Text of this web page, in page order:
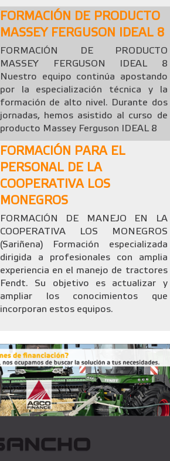
FORMACIÓN DE PRODUCTO
MASSEY FERGUSON IDEAL 8
FORMACIÓN DE PRODUCTO
MASSEY FERGUSON IDEAL 8
Nuestro equipo continúa apostando
por la especialización técnica y la
formación de alto nivel. Durante dos
jornadas, hemos asistido al curso de
producto Massey Ferguson IDEAL 8
FORMACIÓN PARA EL
PERSONAL DE LA
COOPERATIVA LOS
MONEGROS
FORMACIÓN DE MANEJO EN LA
COOPERATIVA LOS MONEGROS
(Sariñena) Formación especializada
dirigida a profesionales con amplia
experiencia en el manejo de tractores
Fendt. Su objetivo es actualizar y
ampliar los conocimientos que
incorporan estos equipos.